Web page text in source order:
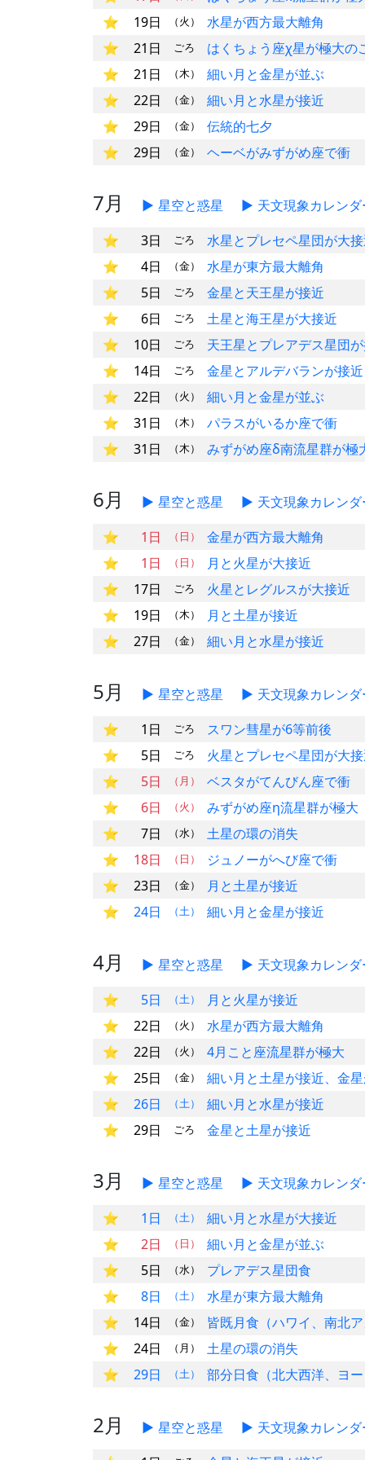
19日
（火）
水星が西方最大離角
21日
ごろ
はくちょう座χ星が極大の
21日
（木）
細い月と金星が並ぶ
22日
（金）
細い月と水星が接近
29日
（金）
伝統的七夕
29日
（金） ヘーベがみずがめ座で衝
7月 星空と惑星
天文現象カレンダ
3日
ごろ
水星とプレセペ星団が大
4日
（金）
水星が東方最大離角
5日
ごろ
金星と天王星が接近
6日
ごろ
土星と海王星が大接近
10日
ごろ
天王星とプレアデス星団
14日
ごろ
金星とアルデバランが接近
22日
（火）
細い月と金星が並ぶ
31日
（木）
パラスがいるか座で衝
31日
（木） みずがめ座δ南流星群が極
6月 星空と惑星
天文現象カレンダ
1日
（日）
金星が西方最大離角
1日
（日）
月と火星が大接近
17日
ごろ
火星とレグルスが大接近
19日
（木）
月と土星が接近
27日
（金） 細い月と水星が接近
5月 星空と惑星
天文現象カレンダ
1日
ごろ
スワン彗星が6等前後
5日
ごろ
火星とプレセペ星団が大
5日
（月）
ベスタがてんびん座で衝
6日
（火）
みずがめ座η流星群が極大
7日
（水）
土星の環の消失
18日
（日）
ジュノーがへび座で衝
23日
（金）
月と土星が接近
24日
（土） 細い月と金星が接近
4月 星空と惑星
天文現象カレンダ
5日
（土）
月と火星が接近
22日
（火）
水星が西方最大離角
22日
（火）
4月こと座流星群が極大
25日
（金）
細い月と土星が接近、金
26日
（土）
細い月と水星が接近
29日
ごろ 金星と土星が接近
3月 星空と惑星
天文現象カレンダ
1日
（土）
細い月と水星が大接近
2日
（日）
細い月と金星が並ぶ
5日
（水）
プレアデス星団食
8日
（土）
水星が東方最大離角
14日
（金）
皆既月食（ハワイ、南北ア
24日
（月）
土星の環の消失
29日
（土） 部分日食（北大西洋、ヨー
2月 星空と惑星
天文現象カレンダ